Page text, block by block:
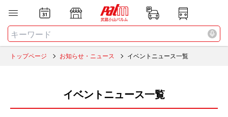
お店 ニュース 全て
トップページ お知らせ・ニュース イベントニュース一覧
イベントニュース一覧